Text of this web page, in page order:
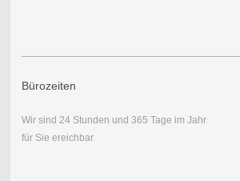
Bürozeiten
Wir sind 24 Stunden und 365 Tage im Jahr
für Sie ereichbar